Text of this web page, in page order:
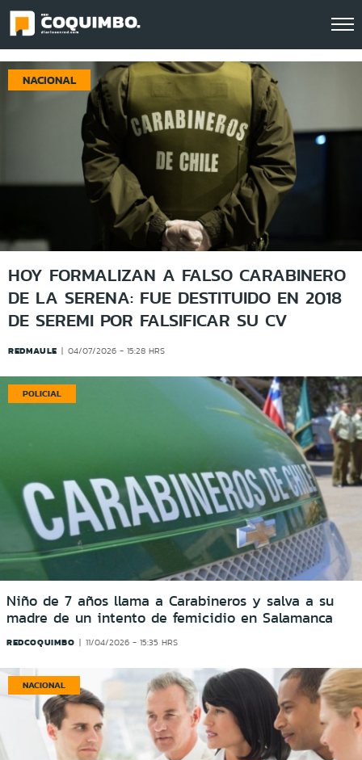
Click acá para ir directamente al contenido
POLICIAL
Niño de 7 años llama a Carabineros y salva a su
madre de un intento de femicidio en Salamanca
REDCOQUIMBO 11/04/2026 - 15:35 HRS
NACIONAL
NACIONAL
HOY FORMALIZAN A FALSO CARABINERO
DE LA SERENA: FUE DESTITUIDO EN 2018
DE SEREMI POR FALSIFICAR SU CV
REDMAULE 04/07/2026 - 15:28 HRS